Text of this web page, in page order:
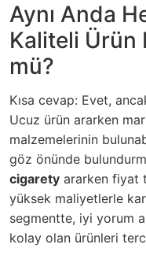
Aynı Anda
Kaliteli Ürün
mü?
Kısa cevap: Evet,
Ucuz ürün ararken
malzemelerinin
göz önünde
cigarety ararken fiyat
yüksek maliyetlerle
segmentte, iyi yorum
kolay olan ürünleri